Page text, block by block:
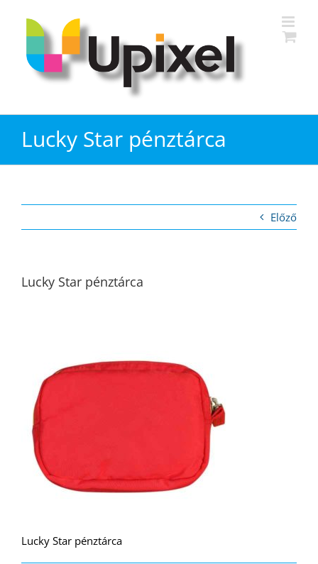
Lucky Star pénztárca
Előző
Lucky Star pénztárca
Lucky Star pénztárca